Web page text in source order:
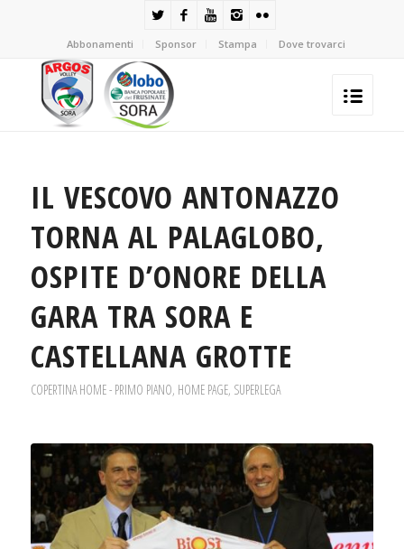
Abbonamenti Sponsor Stampa Dove trovarci
IL VESCOVO ANTONAZZO
TORNA AL PALAGLOBO,
OSPITE D’ONORE DELLA
GARA TRA SORA E
CASTELLANA GROTTE
COPERTINA HOME - PRIMO PIANO, HOME PAGE, SUPERLEGA